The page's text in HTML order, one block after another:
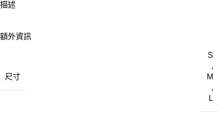
描述
額外資訊
尺寸
S
,
M
,
L